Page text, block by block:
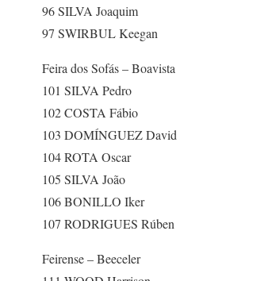
96 SILVA Joaquim
97 SWIRBUL Keegan
Feira dos Sofás – Boavista
101 SILVA Pedro
102 COSTA Fábio
103 DOMÍNGUEZ David
104 ROTA Oscar
105 SILVA João
106 BONILLO Iker
107 RODRIGUES Rúben
Feirense – Beeceler